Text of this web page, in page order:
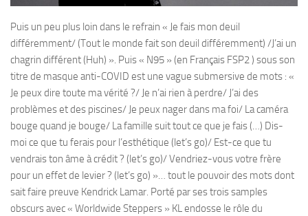
Puis un peu plus loin dans le refrain « Je fais mon deuil
différemment/ (Tout le monde fait son deuil différemment) /J’ai un
chagrin différent (Huh) ». Puis « N95 » (en Français FSP2 ) sous son
titre de masque anti-COVID est une vague submersive de mots : «
Je peux dire toute ma vérité ?/ Je n’ai rien à perdre/ J’ai des
problèmes et des piscines/ Je peux nager dans ma foi/ La caméra
bouge quand je bouge/ La famille suit tout ce que je fais (…) Dis-
moi ce que tu ferais pour l’esthétique (let’s go)/ Est-ce que tu
vendrais ton âme à crédit ? (let’s go)/ Vendriez-vous votre frère
pour un effet de levier ? (let’s go) »… tout le pouvoir des mots dont
sait faire preuve Kendrick Lamar. Porté par ses trois samples
obscurs avec « Worldwide Steppers » KL endosse le rôle du